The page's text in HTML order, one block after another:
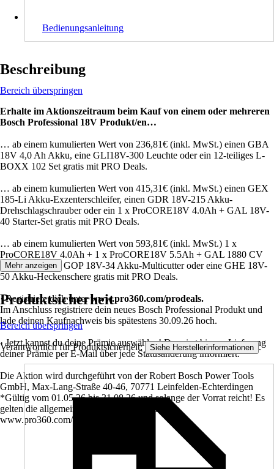
Bedienungsanleitung
Beschreibung
Bereich überspringen
Erhalte im Aktionszeitraum beim Kauf von einem oder mehreren
Bosch Professional 18V Produkt/en…
… ab einem kumulierten Wert von 236,81€ (inkl. MwSt.) einen GBA
18V 4,0 Ah Akku, eine GLI18V-300 Leuchte oder ein 12-teiliges L-
BOXX 102 Set gratis mit PRO Deals.
… ab einem kumulierten Wert von 415,31€ (inkl. MwSt.) einen GEX
185-Li Akku-Exzenterschleifer, einen GDR 18V-215 Akku-
Drehschlagschrauber oder ein 1 x ProCORE18V 4.0Ah + GAL 18V-
40 Starter-Set gratis mit PRO Deals.
… ab einem kumulierten Wert von 593,81€ (inkl. MwSt.) 1 x
ProCORE18V 4.0Ah + 1 x ProCORE18V 5.5Ah + GAL 1880 CV
Starterset, einen GOP 18V-34 Akku-Multicutter oder eine GHE 18V-
50 Akku-Heckenschere gratis mit PRO Deals.
· Registriere dich unterwww.pro360.com/prodeals.
Im Anschluss registriere dein neues Bosch Professional Produkt und
lade deinen Kaufnachweis bis spätestens 30.09.26 hoch.
· Jetzt kannst du deine Prämie auswählen! Du wirst bis zur Lieferung
deiner Prämie per E-Mail über jede Statusänderung informiert.
Die Aktion wird durchgeführt von der Robert Bosch Power Tools
GmbH, Max-Lang-Straße 40-46, 70771 Leinfelden-Echterdingen
*Gültig vom 01.05.26 bis 31.08.26 und solange der Vorrat reicht! Es
gelten die allgemeinen Geschäftsbedingungen:
www.pro360.com/prodeals/termsofuse
Mehr anzeigen
Produktsicherheit
Bereich überspringen
Verantwortlich für Produktsicherheit: Siehe Herstellerinformationen .